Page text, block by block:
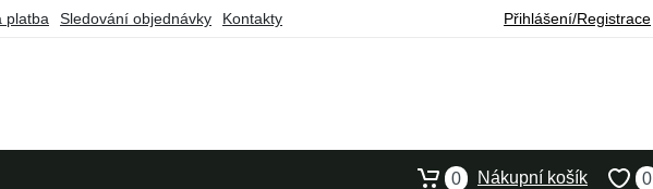
platba Sledování objednávky Kontakty Přihlášení/Registrace
0
0 Nákupní košík